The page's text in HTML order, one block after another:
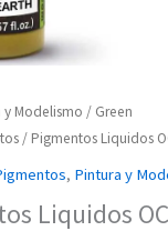
y Modelismo / Green
/ Pigmentos Liquidos
, Pintura y
Liquidos